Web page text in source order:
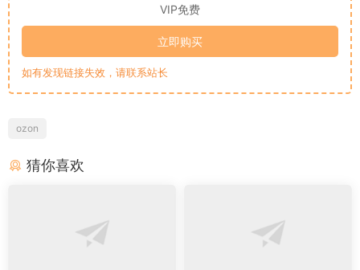
VIP免费
立即购买
如有发现链接失效，请联系站长
ozon
猜你喜欢